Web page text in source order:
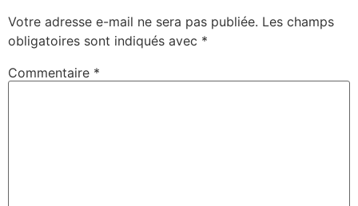
Votre adresse e-mail ne sera pas publiée. Les champs
obligatoires sont indiqués avec *
Commentaire *